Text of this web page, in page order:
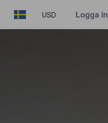
USD Logga in